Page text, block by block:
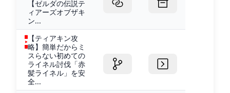
【ゼルダの伝説テ
ィアーズオブザキ
ン...
【ティアキン攻
略】簡単だからミ
スらない初めての
ライネル討伐「赤
髪ライネル」を安
全...